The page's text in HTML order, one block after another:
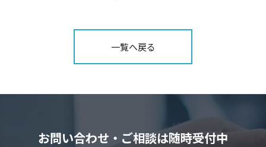
一覧へ戻る
お問い合わせ・ご相談は随時受付中